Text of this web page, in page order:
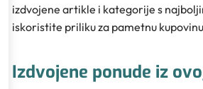
izdvojene artikle i kategorije s
iskoristite priliku za pametnu
Izdvojene ponude iz